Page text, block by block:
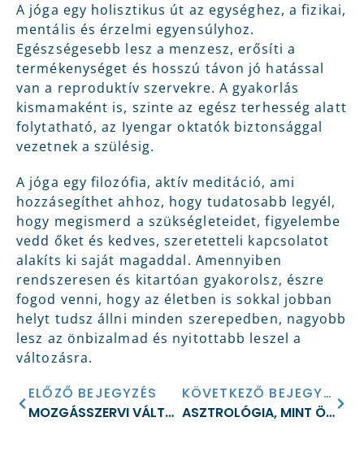
A jóga egy holisztikus út az egységhez, a fizikai,
mentális és érzelmi egyensúlyhoz.
Egészségesebb lesz a menzesz, erősíti a
termékenységet és hosszú távon jó hatással
van a reproduktív szervekre. A gyakorlás
kismamaként is, szinte az egész terhesség alatt
folytatható, az Iyengar oktatók biztonsággal
vezetnek a szülésig.
A jóga egy filozófia, aktív meditáció, ami
hozzásegíthet ahhoz, hogy tudatosabb legyél,
hogy megismerd a szükségleteidet, figyelembe
vedd őket és kedves, szeretetteli kapcsolatot
alakíts ki saját magaddal. Amennyiben
rendszeresen és kitartóan gyakorolsz, észre
fogod venni, hogy az életben is sokkal jobban
helyt tudsz állni minden szerepedben, nagyobb
lesz az önbizalmad és nyitottabb leszel a
változásra.
ELŐZŐ BEJEGYZÉS
MOZGÁSSZERVI VÁLTOZÁSOK A VÁRANDÓSSÁG ALATT
KÖVETKEZŐ BEJEGYZÉS
ASZTROLÓGIA, MINT ÖNISMERETI ÚT